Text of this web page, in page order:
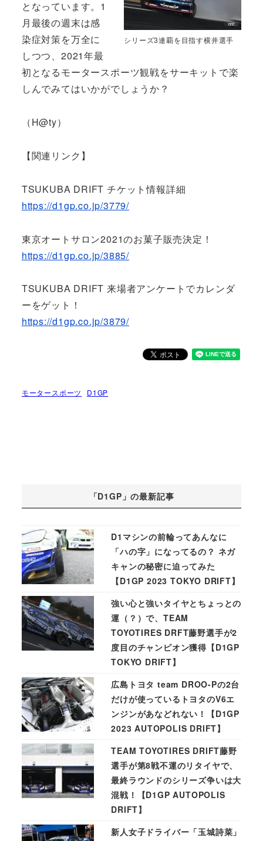
シリーズ3連覇を目指す横井選手
となっています。1
月最後の週末は感
染症対策を万全に
しつつ、2021年最
初となるモータースポーツ観戦をサーキットで楽
しんでみてはいかがでしょうか？
（H@ty）
【関連リンク】
TSUKUBA DRIFT チケット情報詳細
https://d1gp.co.jp/3779/
東京オートサロン2021のお菓子販売決定！
https://d1gp.co.jp/3885/
TSUKUBA DRIFT 来場者アンケートでカレンダ
ーをゲット！
https://d1gp.co.jp/3879/
モータースポーツ D1GP
「D1GP」の最新記事
D1マシンの前輪ってあんなに
「ハの字」になってるの？ ネガ
キャンの秘密に迫ってみた
【D1GP 2023 TOKYO DRIFT】
強い心と強いタイヤとちょっとの
運（？）で、TEAM
TOYOTIRES DRFT藤野選手が2
度目のチャンピオン獲得【D1GP
TOKYO DRIFT】
広島トヨタ team DROO-Pの2台
だけが使っているトヨタのV6エ
ンジンがあなどれない！【D1GP
2023 AUTOPOLIS DRIFT】
TEAM TOYOTIRES DRIFT藤野
選手が第8戦不運のリタイヤで、
最終ラウンドのシリーズ争いは大
混戦！【D1GP AUTOPOLIS
DRIFT】
新人女子ドライバー「玉城詩菜」